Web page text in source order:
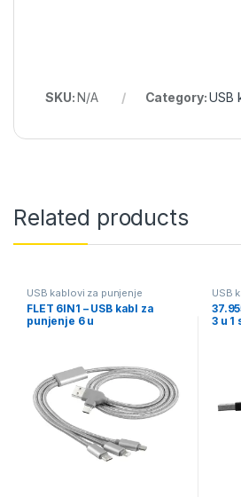
SKU:N/A Category:USB
Related products
USB kablovi za punjenje
FLET 6IN1 – USB kabl za
punjenje 6 u
USB
3 u 1